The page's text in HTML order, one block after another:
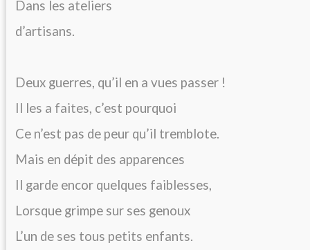
Dans les ateliers
d’artisans.
Deux guerres, qu’il en a vues passer !
Il les a faites, c’est pourquoi
Ce n’est pas de peur qu’il tremblote.
Mais en dépit des apparences
Il garde encor quelques faiblesses,
Lorsque grimpe sur ses genoux
L’un de ses tous petits enfants.